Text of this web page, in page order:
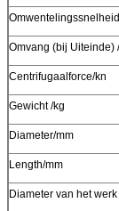
Omvang (bij Uiteinde)
Centrifugaalforce/kn
Gewicht /kg
Diameter/mm
Length/mm
Diameter van het